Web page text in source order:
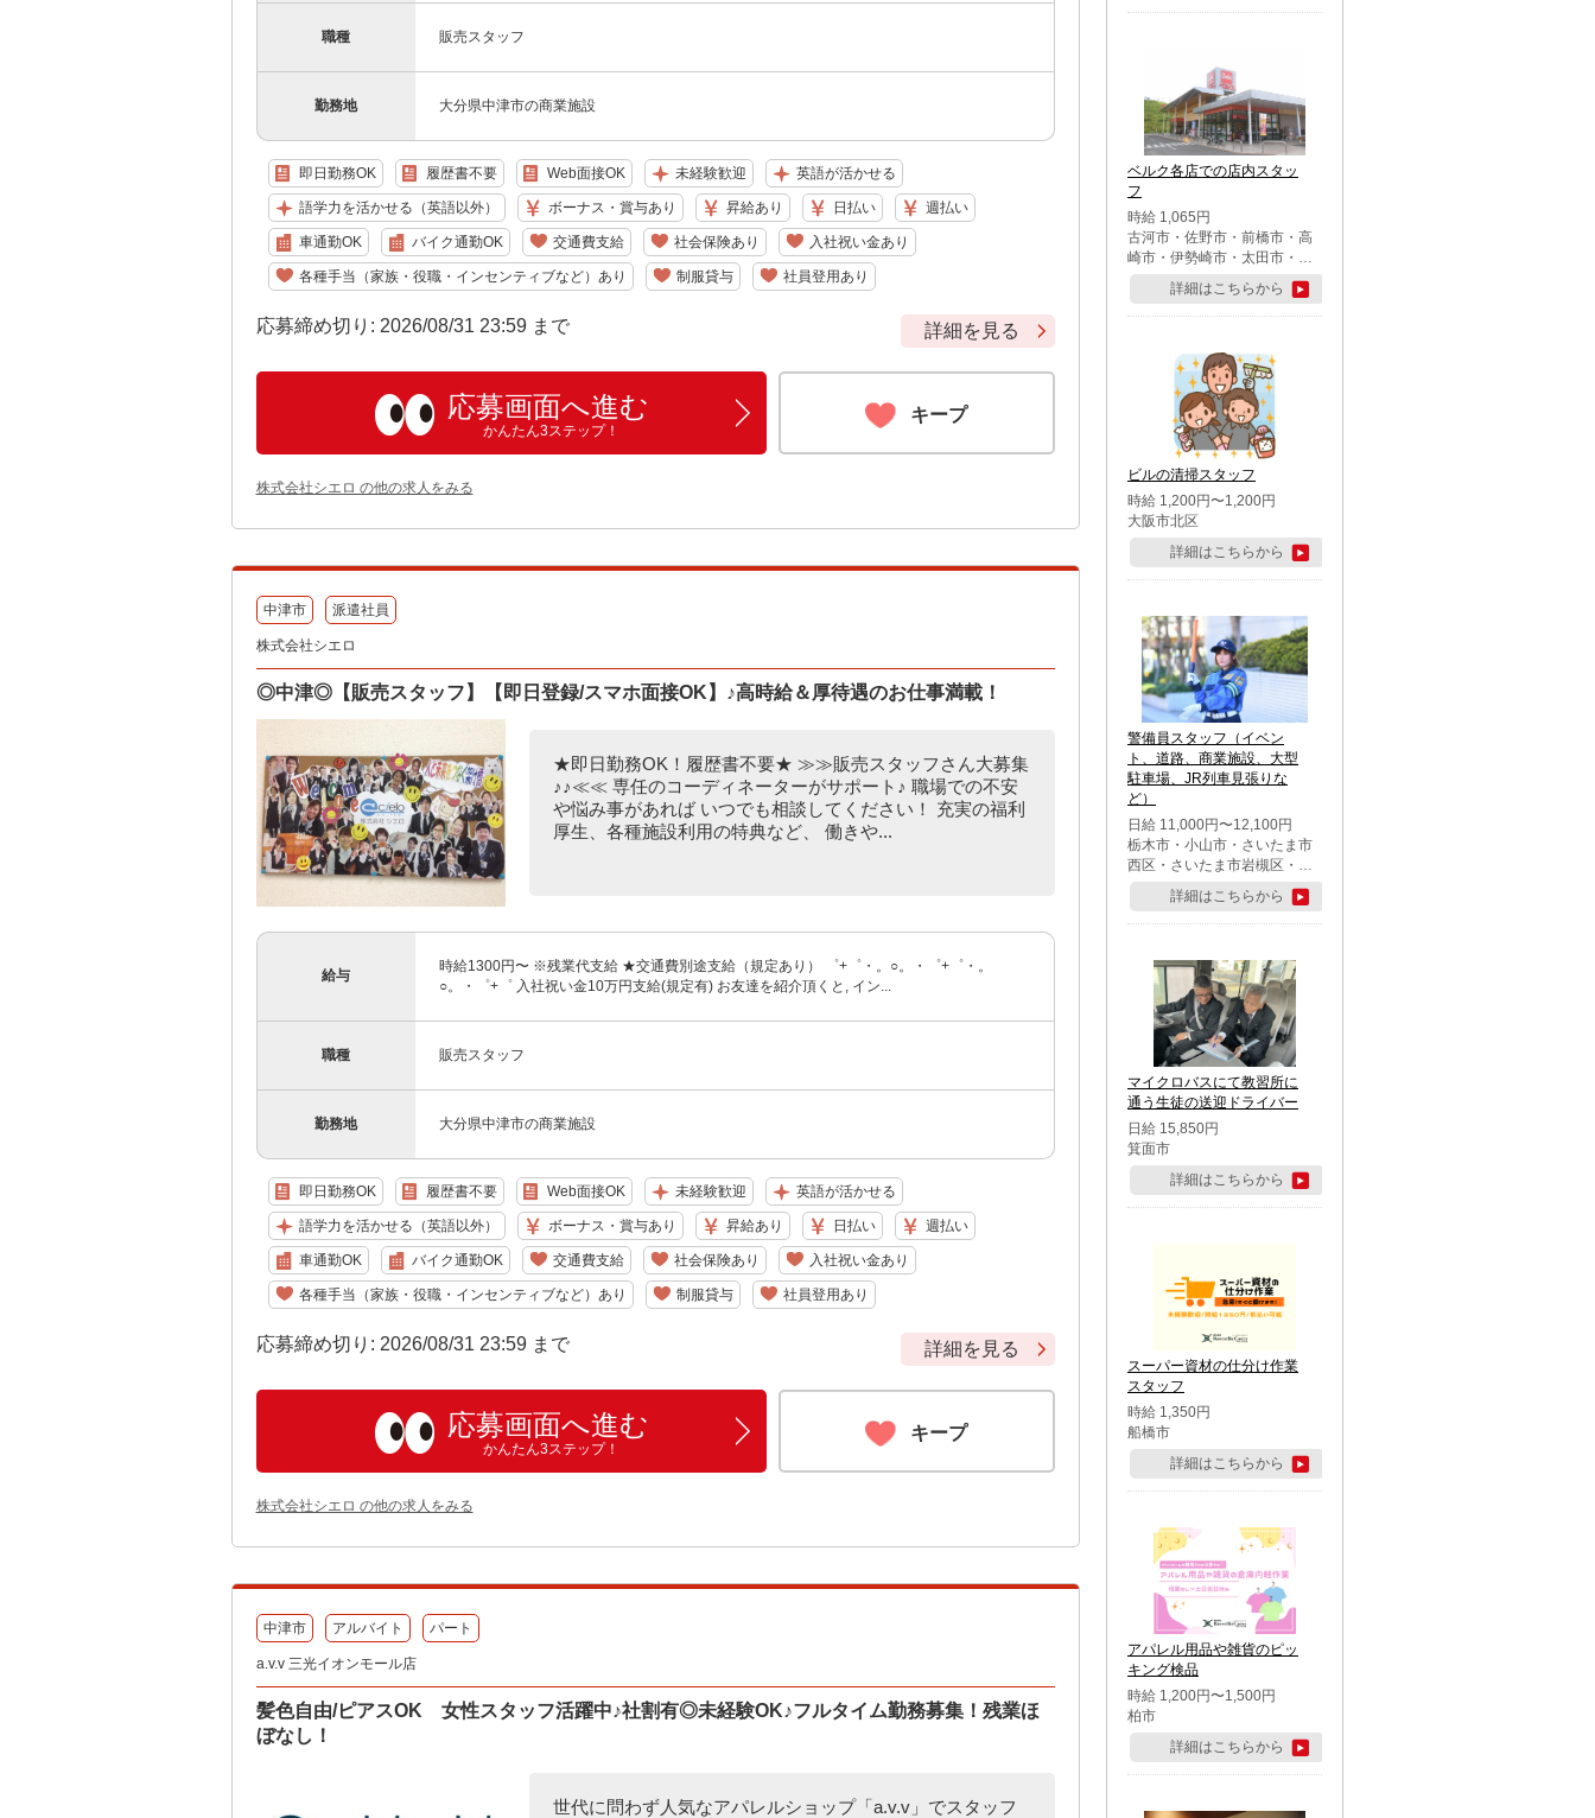
職種 販売スタッフ
勤務地 大分県中津市の商業施設
即日勤務OK 履歴書不要 Web面接OK 未経験歓迎 英語が活かせる
語学力を活かせる（英語以外） ボーナス・賞与あり 昇給あり 日払い 週払い
車通勤OK バイク通勤OK 交通費支給 社会保険あり 入社祝い金あり
各種手当（家族・役職・インセンティブなど）あり 制服貸与 社員登用あり
応募締め切り: 2026/08/31 23:59 まで 詳細を見る
応募画面へ進む
かんたん3ステップ！
キープ
株式会社シエロ の他の求人をみる
中津市 派遣社員
株式会社シエロ
◎中津◎【販売スタッフ】【即日登録/スマホ面接OK】♪高時給＆厚待遇のお仕事満載！
★即日勤務OK！履歴書不要★ ≫≫販売スタッフさん大募集
♪♪≪≪ 専任のコーディネーターがサポート♪ 職場での不安
や悩み事があれば いつでも相談してください！ 充実の福利
厚生、各種施設利用の特典など、 働きや...
給与
時給1300円〜 ※残業代支給 ★交通費別途支給（規定あり） ゜+゜・。○。・゜+゜・。
○。・゜+゜ 入社祝い金10万円支給(規定有) お友達を紹介頂くと, イン...
職種 販売スタッフ
勤務地 大分県中津市の商業施設
即日勤務OK 履歴書不要 Web面接OK 未経験歓迎 英語が活かせる
語学力を活かせる（英語以外） ボーナス・賞与あり 昇給あり 日払い 週払い
車通勤OK バイク通勤OK 交通費支給 社会保険あり 入社祝い金あり
各種手当（家族・役職・インセンティブなど）あり 制服貸与 社員登用あり
応募締め切り: 2026/08/31 23:59 まで 詳細を見る
応募画面へ進む
かんたん3ステップ！
キープ
株式会社シエロ の他の求人をみる
中津市 アルバイト パート
a.v.v 三光イオンモール店
髪色自由/ピアスOK 女性スタッフ活躍中♪社割有◎未経験OK♪フルタイム勤務募集！残業ほ
ぼなし！
世代に問わず人気なアパレルショップ「a.v.v」でスタッフ
ベルク各店での店内スタッ
フ
時給 1,065円
古河市・佐野市・前橋市・高
崎市・伊勢崎市・太田市・館
林市・藤岡市・大泉町・さい
たま市北区・川越市・熊谷
市・行田市・秩父市・所沢
市・鶴ケ島市・千葉市中央
区・市川市・松戸市・習志野
市・柏市・流山市・八千代
市・足立区・江戸川区・八王
子市・町田市
詳細はこちらから
ビルの清掃スタッフ
時給 1,200円〜1,200円
大阪市北区
詳細はこちらから
警備員スタッフ（イベン
ト、道路、商業施設、大型
駐車場、JR列車見張りな
ど）
日給 11,000円〜12,100円
栃木市・小山市・さいたま市
西区・さいたま市岩槻区・久
喜市・蓮田市
詳細はこちらから
マイクロバスにて教習所に
通う生徒の送迎ドライバー
日給 15,850円
箕面市
詳細はこちらから
スーパー資材の仕分け作業
スタッフ
時給 1,350円
船橋市
詳細はこちらから
アパレル用品や雑貨のピッ
キング検品
時給 1,200円〜1,500円
柏市
詳細はこちらから